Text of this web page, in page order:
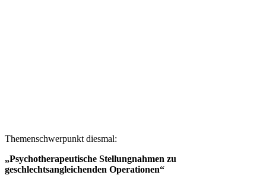
Themenschwerpunkt diesmal:
„Psychotherapeutische Stellungnahmen zu
geschlechtsangleichenden Operationen“